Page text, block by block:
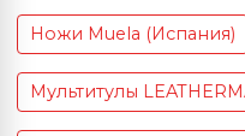
Ножи Muela (Испания)
Мультитулы